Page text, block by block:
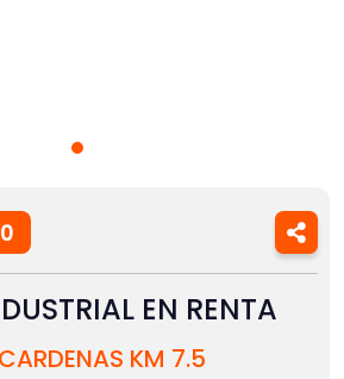
EN RENTA
KM 7.5